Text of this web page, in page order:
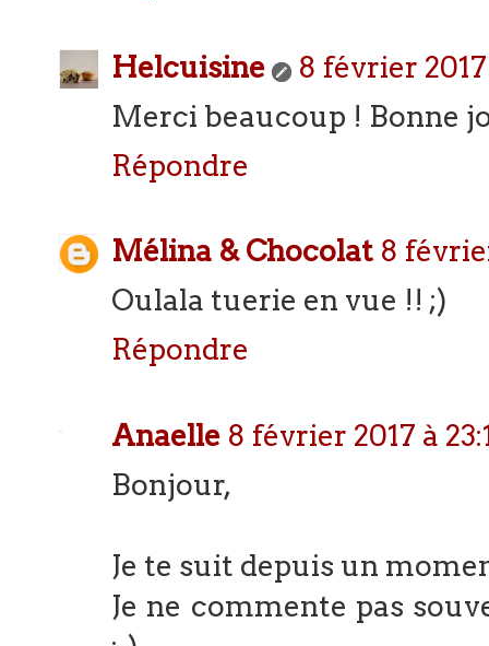
Helcuisine
8 février
Merci beaucoup ! Bonne
Répondre
Mélina & Chocolat 8
Oulala tuerie en vue !! ;)
Répondre
Anaelle 8 février 2017 à
Bonjour,
Je te suit depuis un
Je ne commente pas